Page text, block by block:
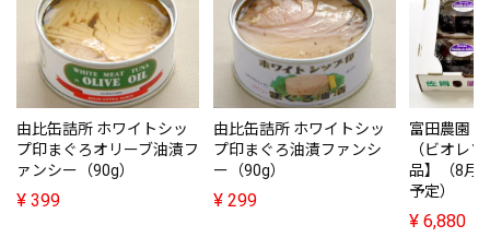
由比缶詰所 ホワイトシッ
プ印まぐろオリーブ油漬フ
ァンシー（90g）
¥ 399
由比缶詰所 ホワイトシッ
プ印まぐろ油漬ファンシ
ー（90g）
¥ 299
富田農園
（ビオレ
品】（8月
予定）
¥ 6,880